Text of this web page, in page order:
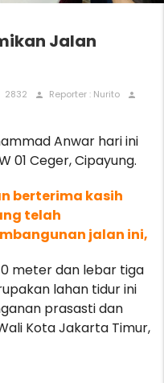
Jalan
2832 person Reporter : Nurito person
Anwar hari ini
01 Ceger, Cipayung.
berterima kasih
telah
jalan ini,
meter dan lebar tiga
lahan tidur ini
prasasti dan
Kota Jakarta Timur,